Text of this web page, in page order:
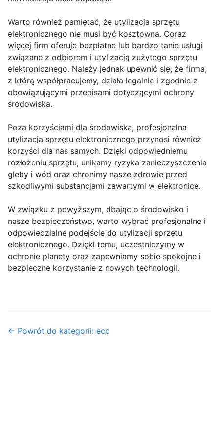
Warto również pamiętać, że utylizacja sprzętu
elektronicznego nie musi być kosztowna. Coraz
więcej firm oferuje bezpłatne lub bardzo tanie usługi
związane z odbiorem i utylizacją zużytego sprzętu
elektronicznego. Należy jednak upewnić się, że firma,
z którą współpracujemy, działa legalnie i zgodnie z
obowiązującymi przepisami dotyczącymi ochrony
środowiska.
Poza korzyściami dla środowiska, profesjonalna
utylizacja sprzętu elektronicznego przynosi również
korzyści dla nas samych. Dzięki odpowiedniemu
rozłożeniu sprzętu, unikamy ryzyka zanieczyszczenia
gleby i wód oraz chronimy nasze zdrowie przed
szkodliwymi substancjami zawartymi w elektronice.
W związku z powyższym, dbając o środowisko i
nasze bezpieczeństwo, warto wybrać profesjonalne i
odpowiedzialne podejście do utylizacji sprzętu
elektronicznego. Dzięki temu, uczestniczymy w
ochronie planety oraz zapewniamy sobie spokojne i
bezpieczne korzystanie z nowych technologii.
← Powrót do kategorii: eco